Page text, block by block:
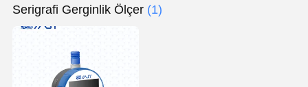
Serigrafi Gerginlik Ölçer (1)